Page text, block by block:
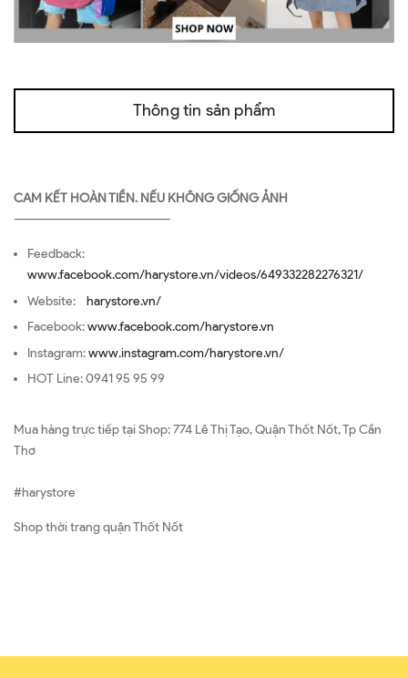
Thông tin sản phẩm
CAM KẾT HOÀN TIỀN. NẾU KHÔNG GIỐNG ẢNH
—————————————————
Feedback:
www.facebook.com/harystore.vn/videos/649332282276321/
Website: harystore.vn/
Facebook:www.facebook.com/harystore.vn
Instagram:www.instagram.com/harystore.vn/
HOT Line: 0941 95 95 99
Mua hàng trực tiếp tại Shop: 774 Lê Thị Tạo, Quận Thốt Nốt, Tp Cần
Thơ
#harystore
Shop thời trang quận Thốt Nốt